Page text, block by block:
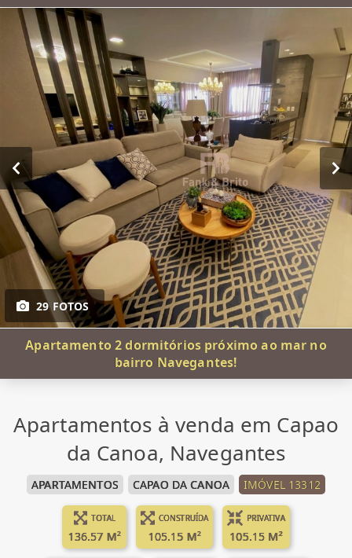
29 FOTOS
Apartamento 2 dormitórios próximo ao mar no
bairro Navegantes!
Apartamentos à venda em Capao
da Canoa, Navegantes
APARTAMENTOS CAPAO DA CANOA IMÓVEL 13312
TOTAL
136.57 M²
CONSTRUÍDA
105.15 M²
PRIVATIVA
105.15 M²